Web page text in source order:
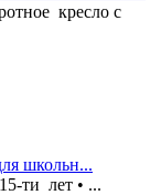
кресло с
школьн...
ти лет • ...